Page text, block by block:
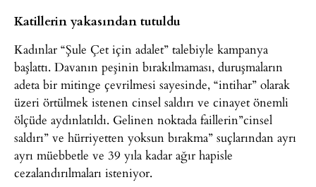
Katillerin yakasından tutuldu
Kadınlar “Şule Çet için adalet” talebiyle kampanya
başlattı. Davanın peşinin bırakılmaması, duruşmaların
adeta bir mitinge çevrilmesi sayesinde, “intihar” olarak
üzeri örtülmek istenen cinsel saldırı ve cinayet önemli
ölçüde aydınlatıldı. Gelinen noktada faillerin”cinsel
saldırı” ve hürriyetten yoksun bırakma” suçlarından ayrı
ayrı müebbetle ve 39 yıla kadar ağır hapisle
cezalandırılmaları isteniyor.